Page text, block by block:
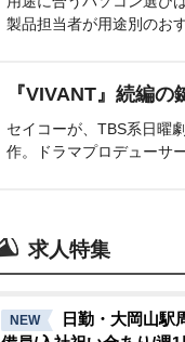
製品担当者が用途別のお
『VIVANT』続編
セイコーが、TBS系日曜
作。ドラマプロデューサ
求人特集
NEW
日勤・大岡山駅